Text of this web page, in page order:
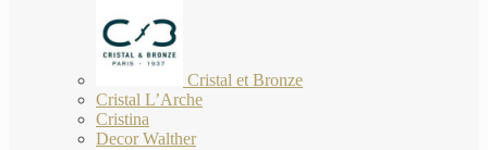
Cristal et Bronze
Cristal L’Arche
Cristina
Decor Walther